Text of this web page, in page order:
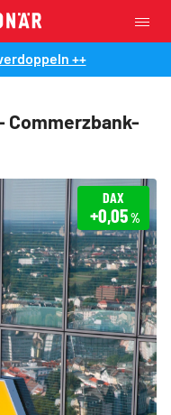
++
Commerzbank-
DAX
+0,05%